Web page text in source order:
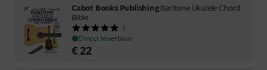
Cabot Books PublishingBaritone Ukulele Chord
Bible
3
Direct leverbaar
€ 22